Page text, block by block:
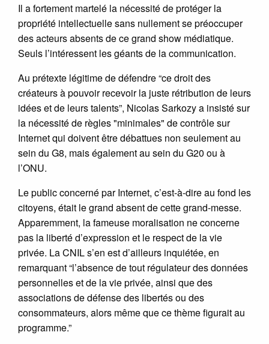
Il a fortement martelé la nécessité de protéger la
propriété intellectuelle sans nullement se préoccuper
des acteurs absents de ce grand show médiatique.
Seuls l’intéressent les géants de la communication.
Au prétexte légitime de défendre “ce droit des
créateurs à pouvoir recevoir la juste rétribution de leurs
idées et de leurs talents”, Nicolas Sarkozy a insisté sur
la nécessité de règles "minimales" de contrôle sur
Internet qui doivent être débattues non seulement au
sein du G8, mais également au sein du G20 ou à
l’ONU.
Le public concerné par Internet, c’est-à-dire au fond les
citoyens, était le grand absent de cette grand-messe.
Apparemment, la fameuse moralisation ne concerne
pas la liberté d’expression et le respect de la vie
privée. La CNIL s’en est d’ailleurs inquiétée, en
remarquant “l’absence de tout régulateur des données
personnelles et de la vie privée, ainsi que des
associations de défense des libertés ou des
consommateurs, alors même que ce thème figurait au
programme.”